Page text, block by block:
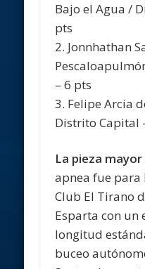
Bajo el Agua /
pts
2. Jonnhathan
– 6 pts
3. Felipe Arcia
Distrito Capital
La pieza mayor
apnea fue para
Club El Tirano
Esparta con un
longitud
buceo